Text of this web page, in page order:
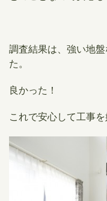
調査結果は、 強い地盤
た。
良かった！
これで安心して工事を